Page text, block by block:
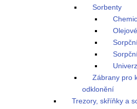
Sorbenty
Zábrany pro
odklonění
Trezory, skříňky a